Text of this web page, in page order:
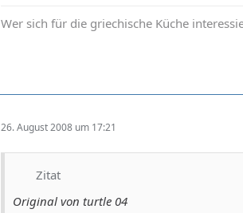
Wer sich für die griechische Küche
26. August 2008 um 17:21
Zitat
Original von turtle 04